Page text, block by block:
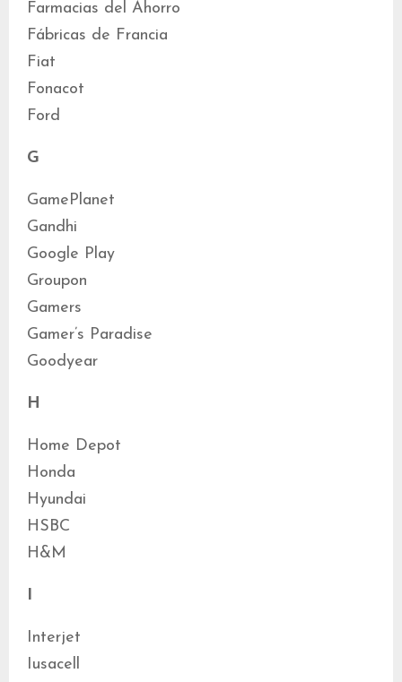
Farmacias del Ahorro
Fábricas de Francia
Fiat
Fonacot
Ford
G
GamePlanet
Gandhi
Google Play
Groupon
Gamers
Gamer’s Paradise
Goodyear
H
Home Depot
Honda
Hyundai
HSBC
H&M
I
Interjet
Iusacell